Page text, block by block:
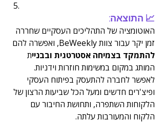
📈 התוצאה:
האוטומציה של התהליכים העסקיים שחררה
זמן יקר עבור צוות BeWeekly, ואפשרה להם
להתמקד בצמיחה אסטרטגית ובבניית
המותג במקום במשימות חוזרות וידניות.
לאפשר לחברה להתעסק בפיתוח העסקי
ופיצ'רים חדשים ומעל הכל שביעות הרצון של
הלקוחות השתפרה, ותחושת החיבור עם
הלקוח והמעורבות עלתה.